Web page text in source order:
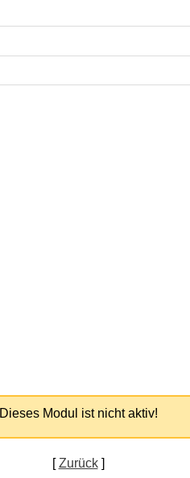
Dieses Modul ist nicht aktiv!
Zurück]